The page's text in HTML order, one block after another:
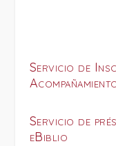
Servicio de
Servicio de
eBiblio